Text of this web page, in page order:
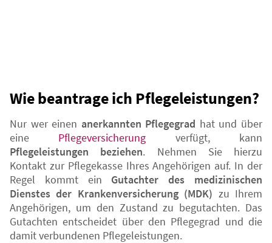
Wie beantrage ich Pflegeleistungen?
Nur wer einen anerkannten Pflegegrad hat und über
eine Pflegeversicherung verfügt, kann
Pflegeleistungen beziehen. Nehmen Sie hierzu
Kontakt zur Pflegekasse Ihres Angehörigen auf. In der
Regel kommt ein Gutachter des medizinischen
Dienstes der Krankenversicherung (MDK) zu Ihrem
Angehörigen, um den Zustand zu begutachten. Das
Gutachten entscheidet über den Pflegegrad und die
damit verbundenen Pflegeleistungen.